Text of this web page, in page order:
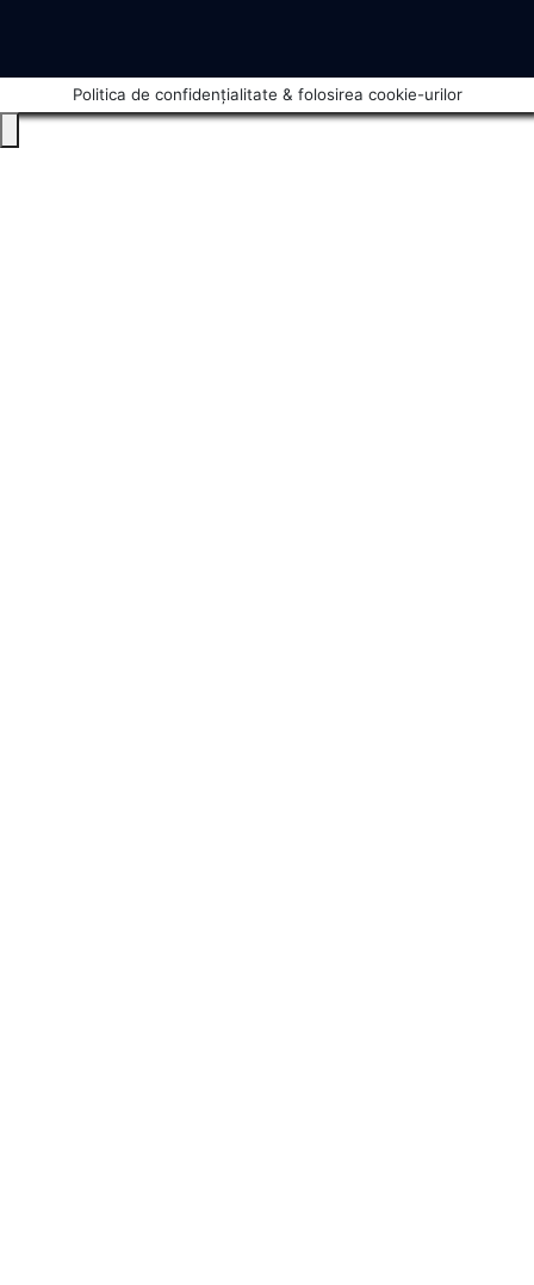
Politica de confidențialitate & folosirea cookie-urilor